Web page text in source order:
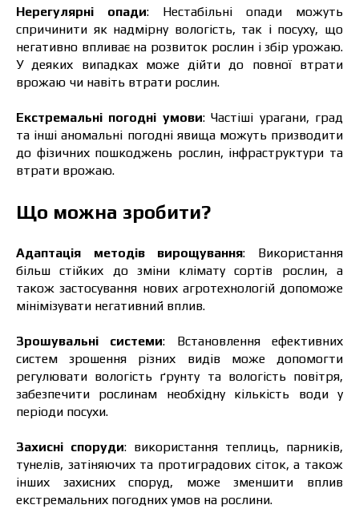
Нерегулярні опади: Нестабільні опади можуть
спричинити як надмірну вологість, так і посуху, що
негативно впливає на розвиток рослин і збір урожаю.
У деяких випадках може дійти до повної втрати
врожаю чи навіть втрати рослин.
Екстремальні погодні умови:Частіші урагани, град
та інші аномальні погодні явища можуть призводити
до фізичних пошкоджень рослин, інфраструктури та
втрати врожаю.
Що можна зробити?
Адаптація методів вирощування: Використання
більш стійких до зміни клімату сортів рослин, а
також застосування нових агротехнологій допоможе
мінімізувати негативний вплив.
Зрошувальні системи: Встановлення ефективних
систем зрошення різних видів може допомогти
регулювати вологість ґрунту та вологість повітря,
забезпечити рослинам необхідну кількість води у
періоди посухи.
Захисні споруди: використання теплиць, парників,
тунелів, затіняючих та протиградових сіток, а також
інших захисних споруд, може зменшити вплив
екстремальних погодних умов на рослини.
Ціна залежить від об’єму та регіону доставки.
Для прорахунку індивідуальної ціни заповніть
дані: